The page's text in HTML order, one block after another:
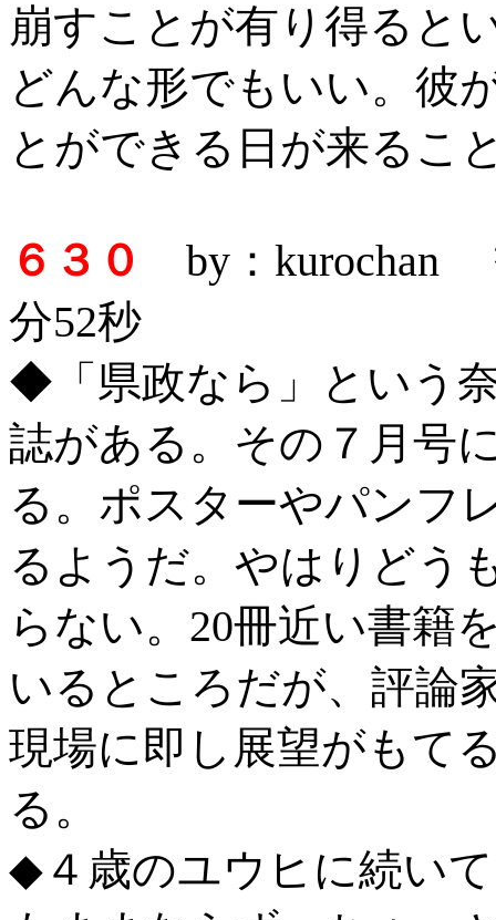
崩すことが有り得ると
どんな形でもいい。彼
とができる日が来るこ
６３０
by：kurochan
分52秒
◆「県政なら」という
誌がある。その７月号
る。ポスターやパンフ
るようだ。やはりどう
らない。20冊近い書籍
いるところだが、評論
現場に即し展望がもて
る。
◆４歳のユウヒに続い